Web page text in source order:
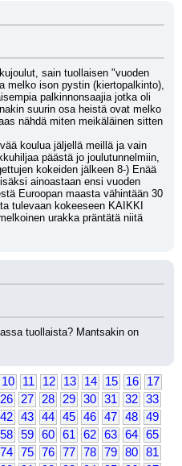
sain tuollaisen "vuoden
melko ison pystin (kiertopalkinto),
palkinnonsaajia jotka oli
suurin osa heistä ovat melko
nähdä miten meikäläinen sitten
koulua jäljellä meillä ja vain
päästä jo joulutunnelmiin,
kokeiden jälkeen 8-) Enää
ainoastaan ensi vuoden
Euroopan maasta vähintään 30
tulevaan kokeeseen KAIKKI
urakka präntätä niitä
tuollaista? Mantsakin on
10 11 12 13 14 15 16
17
26 27 28 29 30 31 32
33
42 43 44 45 46 47 48
49
58 59 60 61 62 63 64
65
74 75 76 77 78 79 80
81